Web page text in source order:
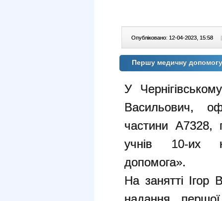
Опубліковано: 12-04-2023, 15:58 |
Першу медичну
У
Васильович,
частини А7328,
учнів 10-их
допомога».
На занятті Ігор